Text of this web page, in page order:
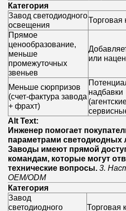
Категория
Завод светодиодного
освещения
Торговая
Прямое
ценообразование,
меньше
промежуточных
звеньев
или
Меньше сюрпризов
(счет-фактура завода
+ фрахт)
надбавки
Alt Text:
Инженер помогает
параметрами светодиодных
Заводы имеют прямой
командам, которые могут
технические вопросы. 3.
OEM/ODM
Категория
Завод
светодиодного
Торговая